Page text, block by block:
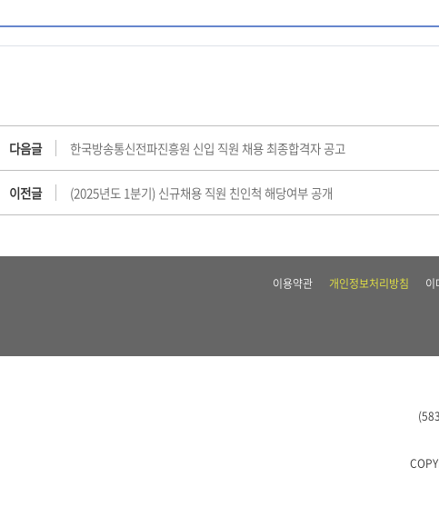
다음글 한국방송통신전파진흥원 신입 직원 채용 최종합격자 공고
이전글 (2025년도 1분기) 신규채용 직원 친인척 해당여부 공개
이용약관 개인정보처리방침 이